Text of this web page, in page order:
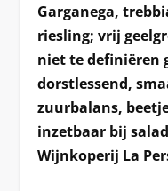
Garganega,
riesling; vrij
niet te definiëren
dorstlessend,
zuurbalans,
inzetbaar bij
Wijnkoperij La